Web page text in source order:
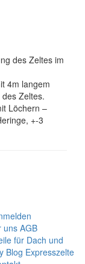
des Zeltes im
4m langem
Zeltes.
Löchern –
+-3
uns AGB
für Dach und
Blog Expresszelte